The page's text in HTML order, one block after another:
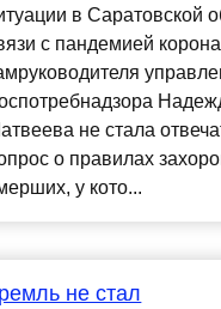
в Саратовской
с пандемией
не стала
о правилах
у кото...
не стал